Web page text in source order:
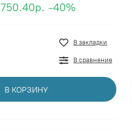
750.40р. -40%
В закладки
В сравнение
В КОРЗИНУ